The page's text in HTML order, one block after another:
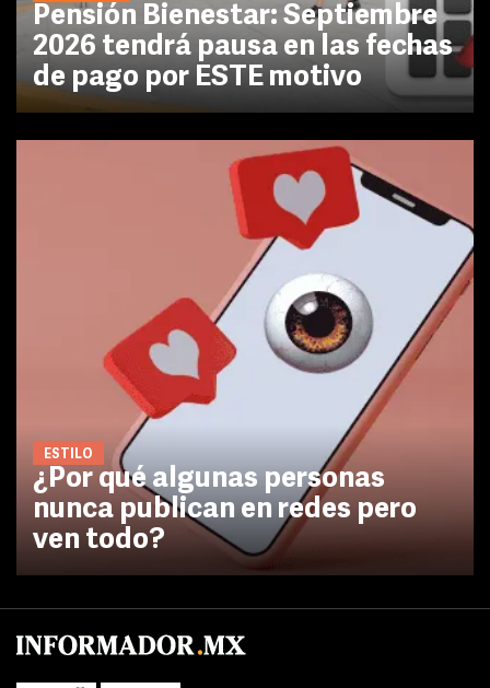
Pensión Bienestar: Septiembre
2026 tendrá pausa en las fechas
de pago por ESTE motivo
ESTILO
¿Por qué algunas personas
nunca publican en redes pero
ven todo?